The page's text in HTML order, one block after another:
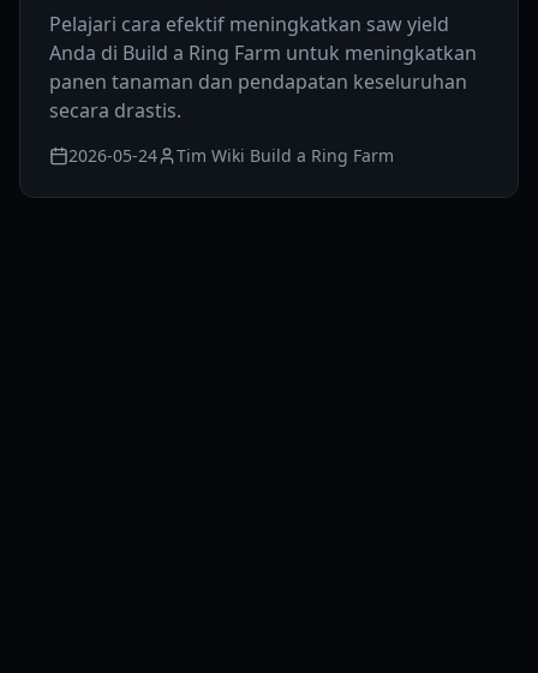
Pelajari cara efektif meningkatkan saw yield
Anda di Build a Ring Farm untuk meningkatkan
panen tanaman dan pendapatan keseluruhan
secara drastis.
2026-05-24 Tim Wiki Build a Ring Farm